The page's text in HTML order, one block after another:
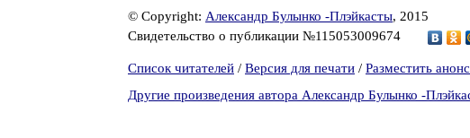
© Copyright: Александр Булынко -Плэйкасты, 2015
Свидетельство о публикации №115053009674
Список читателей / Версия для печати / Разместить анонс
Другие произведения автора Александр Булынко -